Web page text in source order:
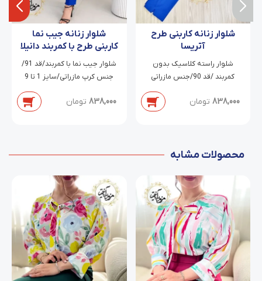
شلوار زنانه کاربنی طرح
آتریسا
شلوار راسته کلاسیک بدون
کمربند /قد 90/جنس مازراتی
838,000 تومان
شلوار زنانه جیب نما
کاربنی طرح با کمربند دانیلا
شلوار جیب نما با کمربند/قد 91/
جنس کرپ مازراتی/سایز 1 تا 9
838,000 تومان
محصولات مشابه